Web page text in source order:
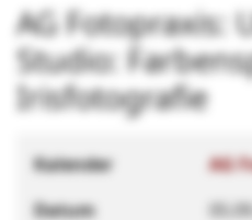
AG Fotopraxis:
Studio:
Irisfotografie
Kalender
AG
Datum